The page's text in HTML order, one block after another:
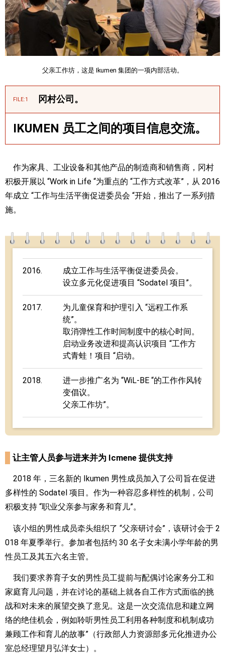
父亲工作坊，这是 Ikumen 集团的一项内部活动。
FILE:1 冈村公司。
IKUMEN 员工之间的项目信息交流。
作为家具、工业设备和其他产品的制造商和销售商，冈村
积极开展以 “Work in Life “为重点的 “工作方式改革”，从 2016
年成立 “工作与生活平衡促进委员会 “开始，推出了一系列措
施。
2016.
成立工作与生活平衡促进委员会。
设立多元化促进项目 “Sodatel 项目”。
2017.
为儿童保育和护理引入 “远程工作系
统”。
取消弹性工作时间制度中的核心时间。
启动业务改进和提高认识项目 “工作方
式青蛙！项目 “启动。
2018.
进一步推广名为 “WiL-BE “的工作作风转
变倡议。
父亲工作坊”。
让主管人员参与进来并为 Icmene 提供支持
2018 年，三名新的 Ikumen 男性成员加入了公司旨在促进
多样性的 Sodatel 项目。作为一种容忍多样性的机制，公司
积极支持 “职业父亲参与家务和育儿”。
该小组的男性成员牵头组织了 “父亲研讨会”，该研讨会于 2
018 年夏季举行。参加者包括约 30 名子女未满小学年龄的男
性员工及其五六名主管。
我们要求养育子女的男性员工提前与配偶讨论家务分工和
家庭育儿问题，并在讨论的基础上就各自工作方式面临的挑
战和对未来的展望交换了意见。这是一次交流信息和建立网
络的绝佳机会，例如聆听男性员工利用各种制度和机制成功
兼顾工作和育儿的故事”（行政部人力资源部多元化推进办公
室总经理望月弘洋女士）。